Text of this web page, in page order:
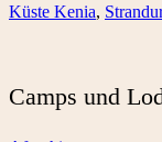
Küste Kenia,
Camps und